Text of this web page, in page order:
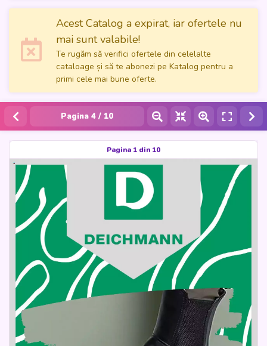
Acest Catalog a expirat, iar ofertele nu
mai sunt valabile!
Te rugăm să verifici ofertele din celelalte
cataloage și să te abonezi pe Katalog pentru a
primi cele mai bune oferte.
Pagina 4 / 10
Pagina 1 din 10